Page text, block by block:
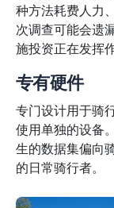
种方法耗费人力
次调查可能会遗
施投资正在发挥
专有硬件
专门设计用于骑
使用单独的设备
生的数据集偏向
的日常骑行者。